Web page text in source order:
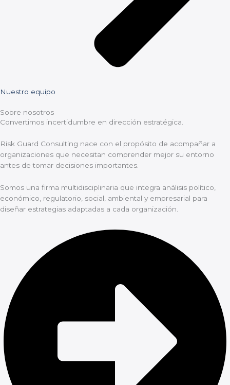
Nuestro equipo
Sobre nosotros
Convertimos incertidumbre en dirección estratégica.
Risk Guard Consulting nace con el propósito de acompañar a
organizaciones que necesitan comprender mejor su entorno
antes de tomar decisiones importantes.
Somos una firma multidisciplinaria que integra análisis político,
económico, regulatorio, social, ambiental y empresarial para
diseñar estrategias adaptadas a cada organización.